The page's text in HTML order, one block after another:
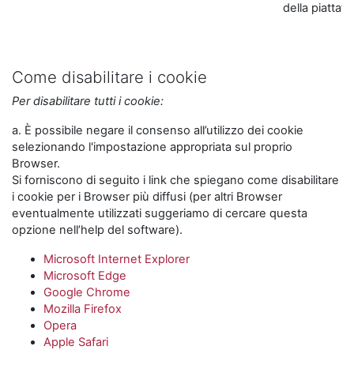
della
Come disabilitare i cookie
Per disabilitare tutti i cookie:
a. È possibile negare il consenso all’utilizzo dei cookie
selezionando l'impostazione appropriata sul proprio
Browser.
Si forniscono di seguito i link che spiegano come disabilitare
i cookie per i Browser più diffusi (per altri Browser
eventualmente utilizzati suggeriamo di cercare questa
opzione nell’help del software).
Microsoft Internet Explorer
Microsoft Edge
Google Chrome
Mozilla Firefox
Opera
Apple Safari